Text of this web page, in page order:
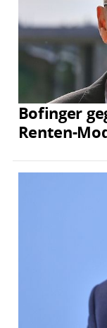
Bofinger
Renten-